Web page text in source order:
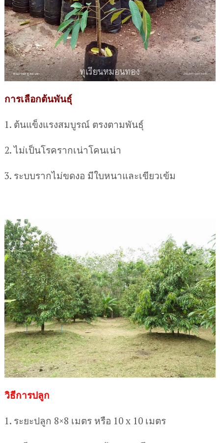
การเลือกต้นพันธุ์
1. ต้นแข็งแรงสมบูรณ์ ตรงตามพันธุ์
2. ไม่เป็นโรครากเน่าโคนเน่า
3. ระบบรากไม่ขดงอ มีใบหนาและเขียวเข้ม
วิธีการปลูก
1. ระยะปลูก 8×8 เมตร หรือ 10 x 10 เมตร